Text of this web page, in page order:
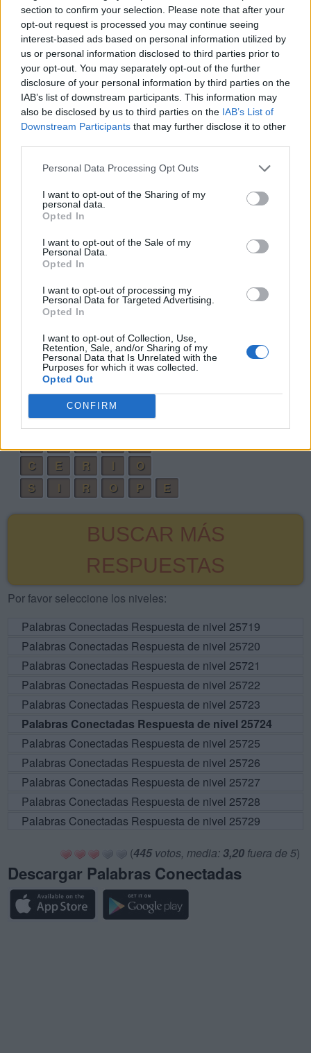
section to confirm your selection. Please note that after your
opt-out request is processed you may continue seeing
interest-based ads based on personal information utilized by
us or personal information disclosed to third parties prior to
your opt-out. You may separately opt-out of the further
disclosure of your personal information by third parties on the
IAB’s list of downstream participants. This information may
also be disclosed by us to third parties on the IAB’s List of
Downstream Participants that may further disclose it to other
Personal Data Processing Opt Outs
I want to opt-out of the Sharing of my
personal data.
Opted In
I want to opt-out of the Sale of my
Personal Data.
Opted In
I want to opt-out of processing my
Personal Data for Targeted Advertising.
Opted In
I want to opt-out of Collection, Use,
Retention, Sale, and/or Sharing of my
Personal Data that Is Unrelated with the
Purposes for which it was collected.
Opted Out
CONFIRM
P
R I S C
O
P
I C
O
S
E C
O
R
O C
E
R
O S
E
C
O P
E
I S
E
C R
E
R C
R S
E
R E
E R I
O
I S
O
E
S
E C I
O
I R
C
E S I
O
C
R E S
O
C
E R I
O
S
I R O P E
BUSCAR MÁS
RESPUESTAS
Por favor seleccione los niveles:
Palabras Conectadas Respuesta de nivel 25719
Palabras Conectadas Respuesta de nivel 25720
Palabras Conectadas Respuesta de nivel 25721
Palabras Conectadas Respuesta de nivel 25722
Palabras Conectadas Respuesta de nivel 25723
Palabras Conectadas Respuesta de nivel 25724
Palabras Conectadas Respuesta de nivel 25725
Palabras Conectadas Respuesta de nivel 25726
Palabras Conectadas Respuesta de nivel 25727
Palabras Conectadas Respuesta de nivel 25728
Palabras Conectadas Respuesta de nivel 25729
(445votos, media: 3,20 fuera de 5)
Descargar Palabras Conectadas